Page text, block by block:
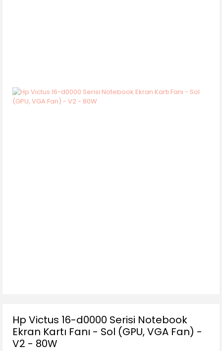
Hp Victus 16-d0000 Serisi Notebook
Ekran Kartı Fanı - Sol (GPU, VGA Fan) -
V2 - 80W